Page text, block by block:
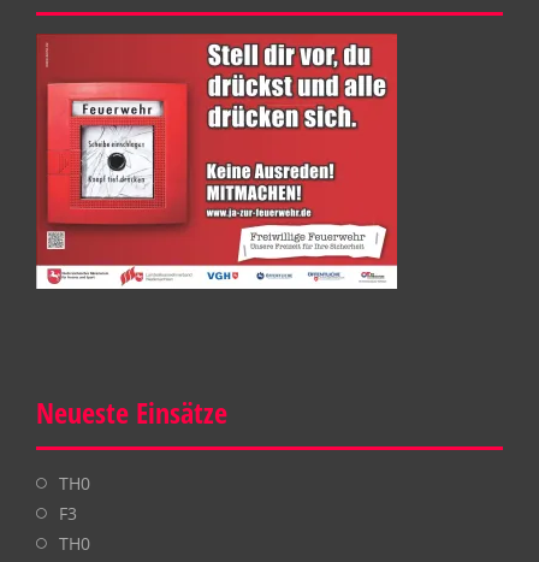
Neueste Einsätze
TH0
F3
TH0